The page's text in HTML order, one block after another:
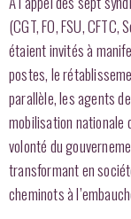
(CGT, FO, FSU,
étaient invités à
postes, le
parallèle, les agents
mobilisation nationale
volonté du
transformant en
cheminots à